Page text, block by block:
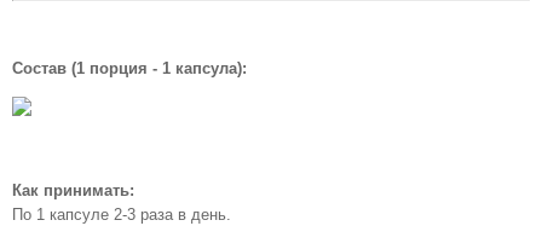
Состав (1 порция - 1 капсула):
Как принимать:
По 1 капсуле 2-3 раза в день.